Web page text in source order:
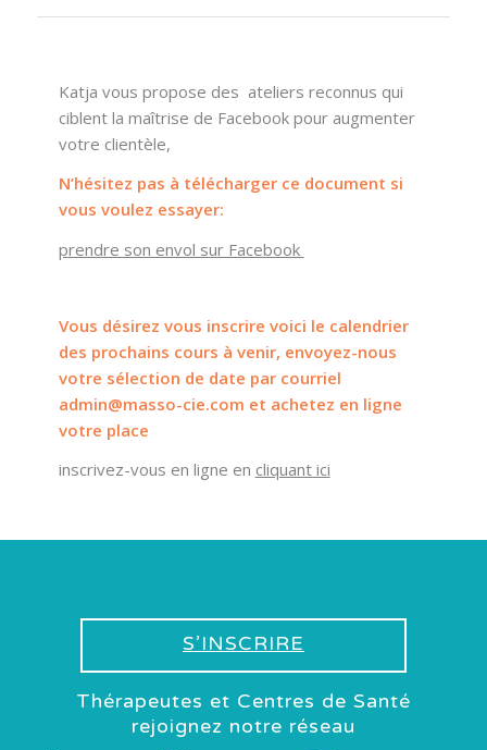
Katja vous propose des ateliers reconnus qui
ciblent la maîtrise de Facebook pour augmenter
votre clientèle,
N’hésitez pas à télécharger ce document si
vous voulez essayer:
prendre son envol sur Facebook
Vous désirez vous inscrire voici le calendrier
des prochains cours à venir, envoyez-nous
votre sélection de date par courriel
admin@masso-cie.com et achetez en ligne
votre place
inscrivez-vous en ligne en cliquant ici
S’INSCRIRE
Thérapeutes et Centres de Santé
rejoignez notre réseau